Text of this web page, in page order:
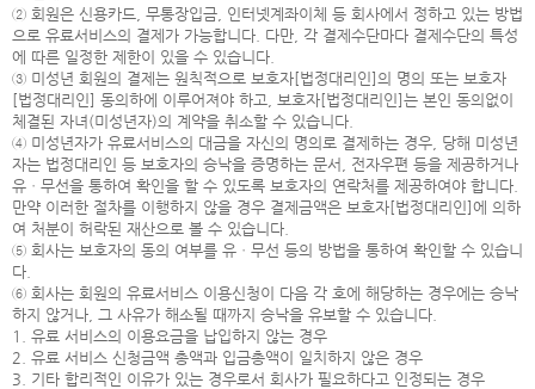
② 회원은 신용카드, 무통장입금, 인터넷계좌이체 등 회사에서 정하고 있는 방법
으로 유료서비스의 결제가 가능합니다. 다만, 각 결제수단마다 결제수단의 특성
에 따른 일정한 제한이 있을 수 있습니다.
③ 미성년 회원의 결제는 원칙적으로 보호자[법정대리인]의 명의 또는 보호자
[법정대리인] 동의하에 이루어져야 하고, 보호자[법정대리인]는 본인 동의없이
체결된 자녀(미성년자)의 계약을 취소할 수 있습니다.
④ 미성년자가 유료서비스의 대금을 자신의 명의로 결제하는 경우, 당해 미성년
자는 법정대리인 등 보호자의 승낙을 증명하는 문서, 전자우편 등을 제공하거나
유ㆍ무선을 통하여 확인을 할 수 있도록 보호자의 연락처를 제공하여야 합니다.
만약 이러한 절차를 이행하지 않을 경우 결제금액은 보호자[법정대리인]에 의하
여 처분이 허락된 재산으로 볼 수 있습니다.
⑤ 회사는 보호자의 동의 여부를 유ㆍ무선 등의 방법을 통하여 확인할 수 있습니
다.
⑥ 회사는 회원의 유료서비스 이용신청이 다음 각 호에 해당하는 경우에는 승낙
하지 않거나, 그 사유가 해소될 때까지 승낙을 유보할 수 있습니다.
1. 유료 서비스의 이용요금을 납입하지 않는 경우
2. 유료 서비스 신청금액 총액과 입금총액이 일치하지 않은 경우
3. 기타 합리적인 이유가 있는 경우로서 회사가 필요하다고 인정되는 경우